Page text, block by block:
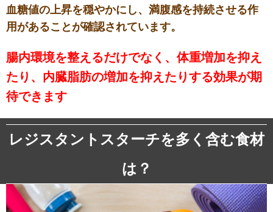
血糖値の上昇を穏やかにし、満腹感を持続させる作
用があることが確認されています。
腸内環境を整えるだけでなく、体重増加を抑え
たり、内臓脂肪の増加を抑えたりする効果が期
待できます
レジスタントスターチを多く含む食材
は？